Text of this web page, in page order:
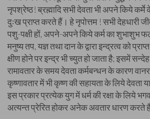
नृपश्रेष्ठ! ब्रह्मादि सभी देवता भी अपने किये
दुःख प्राप्त करते हैं। हे नृपोत्तम ! सभी देहधारी
पशु-पक्षी हों, अपने-अपने किये कर्म का शुभाशुभ
मनुष्य तप, यज्ञ तथा दान के द्वारा इन्द्रत्व को
क्षीण होने पर इन्द्र भी च्युत हो जाता है; इसमें
रामावतार के समय देवता कर्मबन्धन के कारण
कृष्णावतार में भी कृष्ण की सहायता के लिये देवता
इस प्रकार प्रत्येक युग में धर्म की रक्षा के लिये
अत्यन्त प्रेरित होकर अनेक अवतार धारण करते